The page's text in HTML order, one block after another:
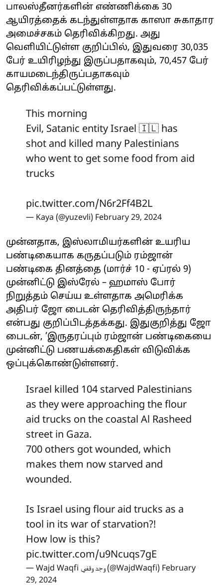
பாலஸ்தீனர்களின் எண்ணிக்கை 30
ஆயிரத்தைக் கடந்துள்ளதாக காஸா சுகாதார
அமைச்சகம் தெரிவிக்கிறது. அது
வெளியிட்டுள்ள குறிப்பில், இதுவரை 30,035
பேர் உயிரிழந்து இருப்பதாகவும், 70,457 பேர்
காயமடைந்திருப்பதாகவும்
தெரிவிக்கப்பட்டுள்ளது.
This morning
Evil, Satanic entity Israel 🇮🇱 has
shot and killed many Palestinians
who went to get some food from aid
trucks
pic.twitter.com/N6r2Ff4B2L
— Kaya (@yuzevli) February 29, 2024
முன்னதாக, இஸ்லாமியர்களின் உயரிய
பண்டிகையாக கருதப்படும் ரம்ஜான்
பண்டிகை தினத்தை (மார்ச் 10 - ஏப்ரல் 9)
முன்னிட்டு இஸ்ரேல் – ஹமாஸ் போர்
நிறுத்தம் செய்ய உள்ளதாக அமெரிக்க
அதிபர் ஜோ பைடன் தெரிவித்திருந்தார்
என்பது குறிப்பிடத்தக்கது. இதுகுறித்து ஜோ
பைடன், ’இருதரப்பும் ரம்ஜான் பண்டிகையை
முன்னிட்டு பணயக்கைதிகள் விடுவிக்க
ஒப்புக்கொண்டுள்ளனர்.
Israel killed 104 starved Palestinians
as they were approaching the flour
aid trucks on the coastal Al Rasheed
street in Gaza.
700 others got wounded, which
makes them now starved and
wounded.
Is Israel using flour aid trucks as a
tool in its war of starvation?!
How low is this?
pic.twitter.com/u9Ncuqs7gE
— Wajd Waqfi وجد وقفي (@WajdWaqfi) February
29, 2024